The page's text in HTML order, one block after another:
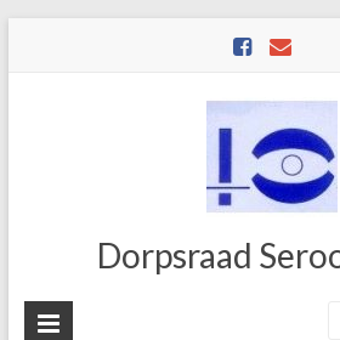
Dorpsraad